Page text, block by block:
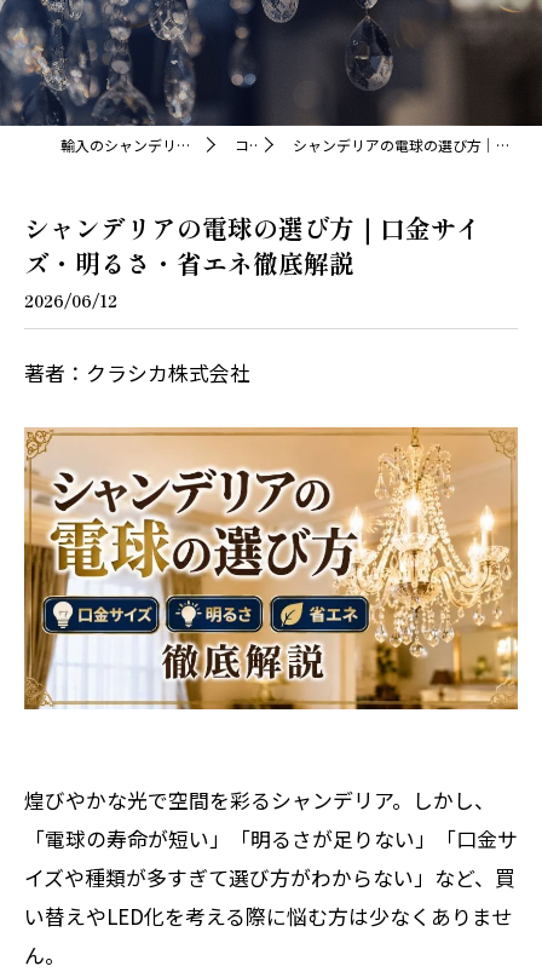
輸入のシャンデリアならクラシカ株式会社 コラム シャンデリアの電球の選び方｜口金サイズ・明るさ・省エネ徹底解説
シャンデリアの電球の選び方｜口金サイ
ズ・明るさ・省エネ徹底解説
2026/06/12
著者：クラシカ株式会社
煌びやかな光で空間を彩るシャンデリア。しかし、
「電球の寿命が短い」「明るさが足りない」「口金サ
イズや種類が多すぎて選び方がわからない」など、買
い替えやLED化を考える際に悩む方は少なくありませ
ん。